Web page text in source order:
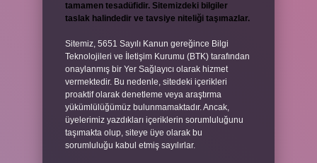
tamamen tesadüfidir. Sitemizdeki bilgiler
taslak halindedir ve tavsiye niteliği taşımazlar.
Sitemiz, 5651 Sayılı Kanun gereğince Bilgi
Teknolojileri ve İletişim Kurumu (BTK) tarafından
onaylanmış bir Yer Sağlayıcı olarak hizmet
vermektedir. Bu nedenle, sitedeki içerikleri
proaktif olarak denetleme veya araştırma
yükümlülüğümüz bulunmamaktadır. Ancak,
üyelerimiz yazdıkları içeriklerin sorumluluğunu
taşımakta olup, siteye üye olarak bu
sorumluluğu kabul etmiş sayılırlar.